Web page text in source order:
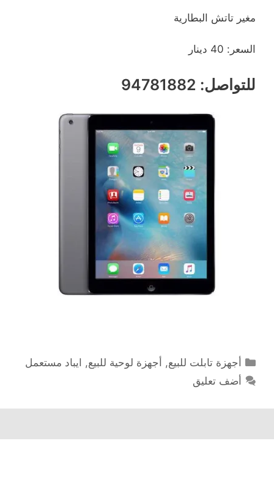
مغير تاتش البطارية
السعر: 40 دينار
للتواصل: 94781882
التصنيفات
أجهزة تابلت للبيع, أجهزة لوحية للبيع, ايباد مستعمل
أضف تعليق